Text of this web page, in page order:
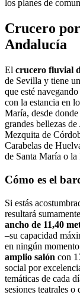
los planes de
Crucero
Andalucía
El crucero fluvial
de Sevilla y tiene
que esté
con la estancia en
María, desde
grandes bellezas
Mezquita de
Carabelas de
de Santa María o
Cómo es el
Si estás
resultará
ancho de 11,40
–su capacidad
en ningún
amplio salón con
social por
temáticas de cada
sesiones teatrales o